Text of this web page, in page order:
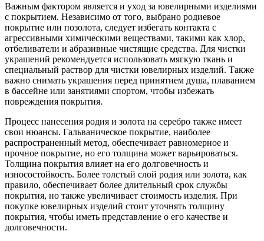
Важным фактором является и уход за ювелирными изделиями
с покрытием. Независимо от того, выбрано родиевое
покрытие или позолота, следует избегать контакта с
агрессивными химическими веществами, такими как хлор,
отбеливатели и абразивные чистящие средства. Для чистки
украшений рекомендуется использовать мягкую ткань и
специальный раствор для чистки ювелирных изделий. Также
важно снимать украшения перед принятием душа, плаванием
в бассейне или занятиями спортом, чтобы избежать
повреждения покрытия.
Процесс нанесения родия и золота на серебро также имеет
свои нюансы. Гальваническое покрытие, наиболее
распространенный метод, обеспечивает равномерное и
прочное покрытие, но его толщина может варьироваться.
Толщина покрытия влияет на его долговечность и
износостойкость. Более толстый слой родия или золота, как
правило, обеспечивает более длительный срок службы
покрытия, но также увеличивает стоимость изделия. При
покупке ювелирных изделий стоит уточнять толщину
покрытия, чтобы иметь представление о его качестве и
долговечности.